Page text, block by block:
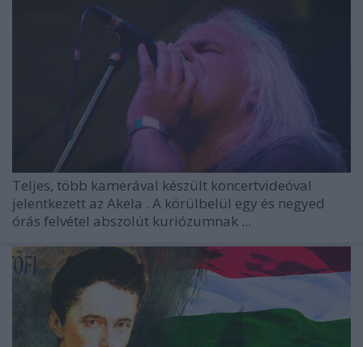
Teljes, több kamerával készült koncertvideóval
jelentkezett az Akela . A körülbelül egy és negyed
órás felvétel abszolút kuriózumnak ...